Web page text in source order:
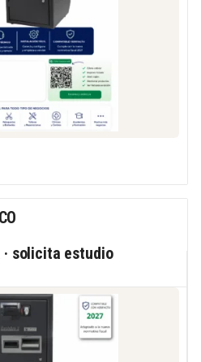
· solicita estudio